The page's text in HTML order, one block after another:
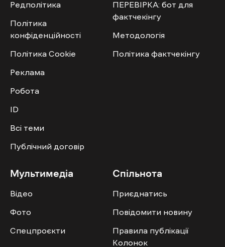
Редполітика
Політика
конфіденційності
Політика Cookie
Реклама
Робота
ID
Всі теми
Публічний договір
ПЕРЕВІРКА: бот для
фактчекінгу
Методологія
Політика фактчекінгу
Мультимедіа
Відео
Фото
Спецпроєкти
Спільнота
Приєднатись
Повідомити новину
Правила публікації
Колонок